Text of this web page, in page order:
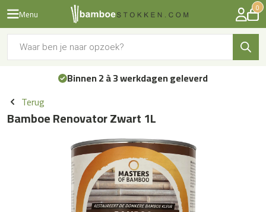
Menu 0
Producten
zoeken
Binnen 2 à 3 werkdagen geleverd
Terug
Bamboe Renovator Zwart 1L